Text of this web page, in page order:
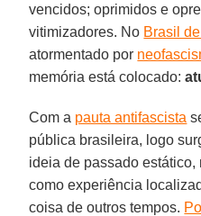
vencidos; oprimidos e
vitimizadores. No Brasil
atormentado por
memória está colocado:
Com a pauta antifascista
pública brasileira, logo
ideia de passado
como experiência
coisa de outros tempos.